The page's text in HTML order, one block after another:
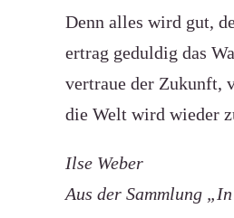
Denn alles wird gut,
ertrag geduldig das
vertraue der Zukunft,
die Welt wird wieder
Ilse Weber
Aus der Sammlung